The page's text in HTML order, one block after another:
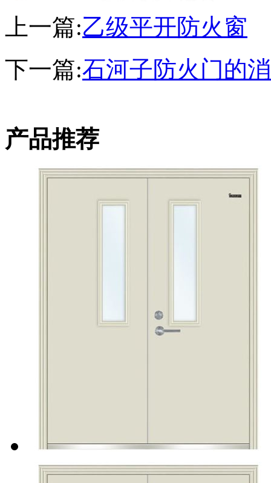
上一篇:乙级平开防火窗
下一篇:石河子防火门的
产品推荐